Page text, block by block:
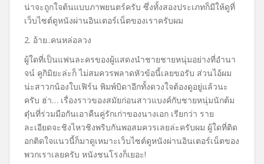
น่าจะถูกใจต้นแบบภาพยนตร์ครับ ซึ่งทั้งสองประเภทก็มีให้ดูที่
เว็บไซต์ดูหนังผ่านอินเตอร์เน็ตของเราครับผม
2. อ้าย..คนหล่อลวง
ผู้ใดที่เป็นแฟนละครของผู้แสดงนำชายชายหนุ่มอย่างที่อำนา
จน์ คูกิมิยะล่ะก็ ไม่สมควรพลาดหัวข้อนี้เลยขอรับ ส่วนไอ้ผม
น่ะสาวกน้องใบเฟิร์น พิมพ์บิดาอีกทั้งดวงใจต้องดูอยู่แล้วนะ
ครับ ฮ่า… เรื่องราวของสมัยก่อนสาวแบงค์กับชายหนุ่มนักต้ม
ตุ๋นที่ร่วมมือกันเอาคืนคู่รักเก่าของนางเอก เรียกว่า ราย
ละเอียดจะชิงไหวชิงพริบกันพอสมควรเลยล่ะครับผม ผู้ใดที่ติด
อกติดใจแนวนี้ก็มาดูเหมาะเว็บไซต์ดูหนังผ่านอินเตอร์เน็ตของ
พวกเราเลยครับ หนังชนโรงก็เยอะ!